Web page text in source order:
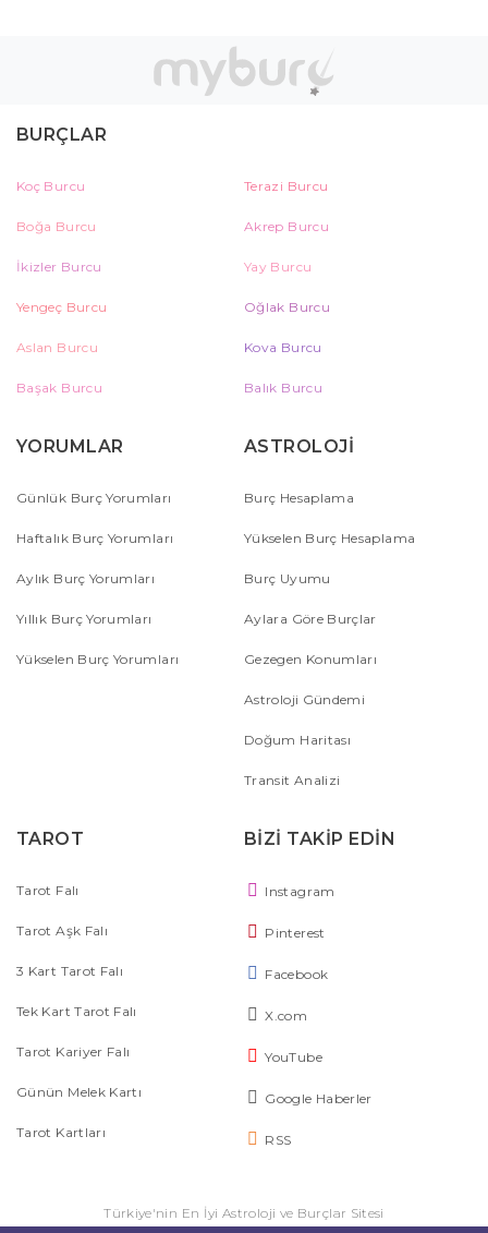
BURÇLAR
Koç Burcu Terazi Burcu
Boğa Burcu Akrep Burcu
İkizler Burcu Yay Burcu
Yengeç Burcu Oğlak Burcu
Aslan Burcu Kova Burcu
Başak Burcu Balık Burcu
YORUMLAR
Günlük Burç Yorumları
Haftalık Burç Yorumları
Aylık Burç Yorumları
Yıllık Burç Yorumları
Yükselen Burç Yorumları
ASTROLOJİ
Burç Hesaplama
Yükselen Burç Hesaplama
Burç Uyumu
Aylara Göre Burçlar
Gezegen Konumları
Astroloji Gündemi
Doğum Haritası
Transit Analizi
TAROT
Tarot Falı
Tarot Aşk Falı
3 Kart Tarot Falı
Tek Kart Tarot Falı
Tarot Kariyer Falı
Günün Melek Kartı
Tarot Kartları
BİZİ TAKİP EDİN
Instagram
Pinterest
Facebook
X.com
YouTube
Google Haberler
RSS
Türkiye'nin En İyi Astroloji ve Burçlar Sitesi